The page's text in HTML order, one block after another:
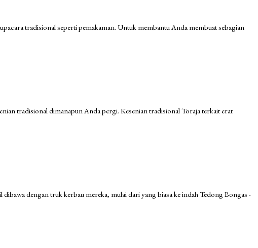
tradisional seperti pemakaman. Untuk membantu Anda membuat sebagian
tradisional dimanapun Anda pergi. Kesenian tradisional Toraja terkait erat
dibawa dengan truk kerbau mereka, mulai dari yang biasa ke indah Tedong Bongas -